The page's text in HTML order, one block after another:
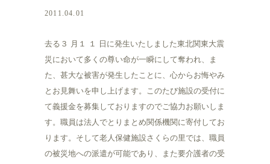
2011.04.01
去る３ 月１ １ 日に発生いたしました東北関東大震
災において多くの尊い命が一瞬にして奪われ、ま
た、甚大な被害が発生したことに、心からお悔やみ
とお見舞いを申し上げます。このたび施設の受付に
て義援金を募集しておりますのでご協力お願いしま
す。職員は法人でとりまとめ関係機関に寄付してお
ります。そして老人保健施設さくらの里では、職員
の被災地への派遣が可能であり、また要介護者の受